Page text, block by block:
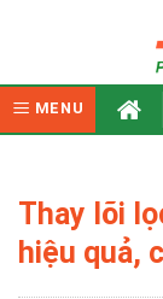
MENU
Thay lõi
hiệu quả,